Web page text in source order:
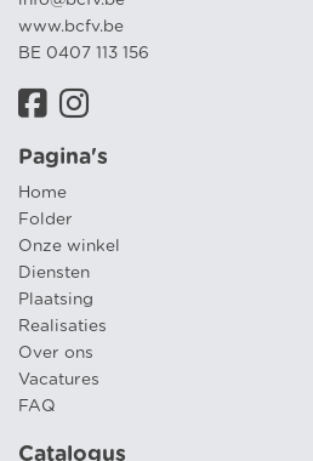
www.bcfv.be
BE 0407 113 156
Pagina's
Home
Folder
Onze winkel
Diensten
Plaatsing
Realisaties
Over ons
Vacatures
FAQ
Catalogus